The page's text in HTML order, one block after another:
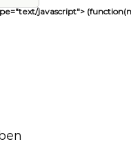
javascript">